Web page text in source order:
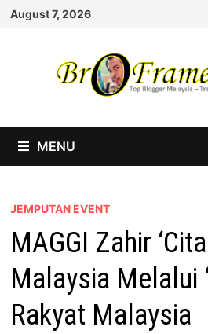
Skip
August 7, 2026
MENU
JEMPUTAN EVENT
MAGGI Zahir
Malaysia Melalui
Rakyat Malaysia